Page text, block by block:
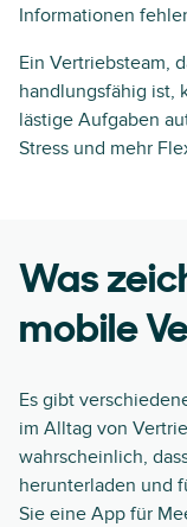
Informationen
Ein Vertriebsteam,
handlungsfähig ist,
lästige Aufgaben
Stress und mehr
Was
mobile
Es gibt
im Alltag von
wahrscheinlich,
herunterladen und
Sie eine App für